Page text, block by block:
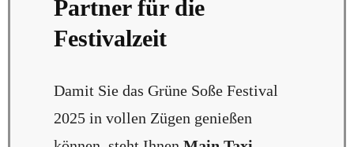
Partner für die
Festivalzeit
Damit Sie das Grüne Soße Festival
2025 in vollen Zügen genießen